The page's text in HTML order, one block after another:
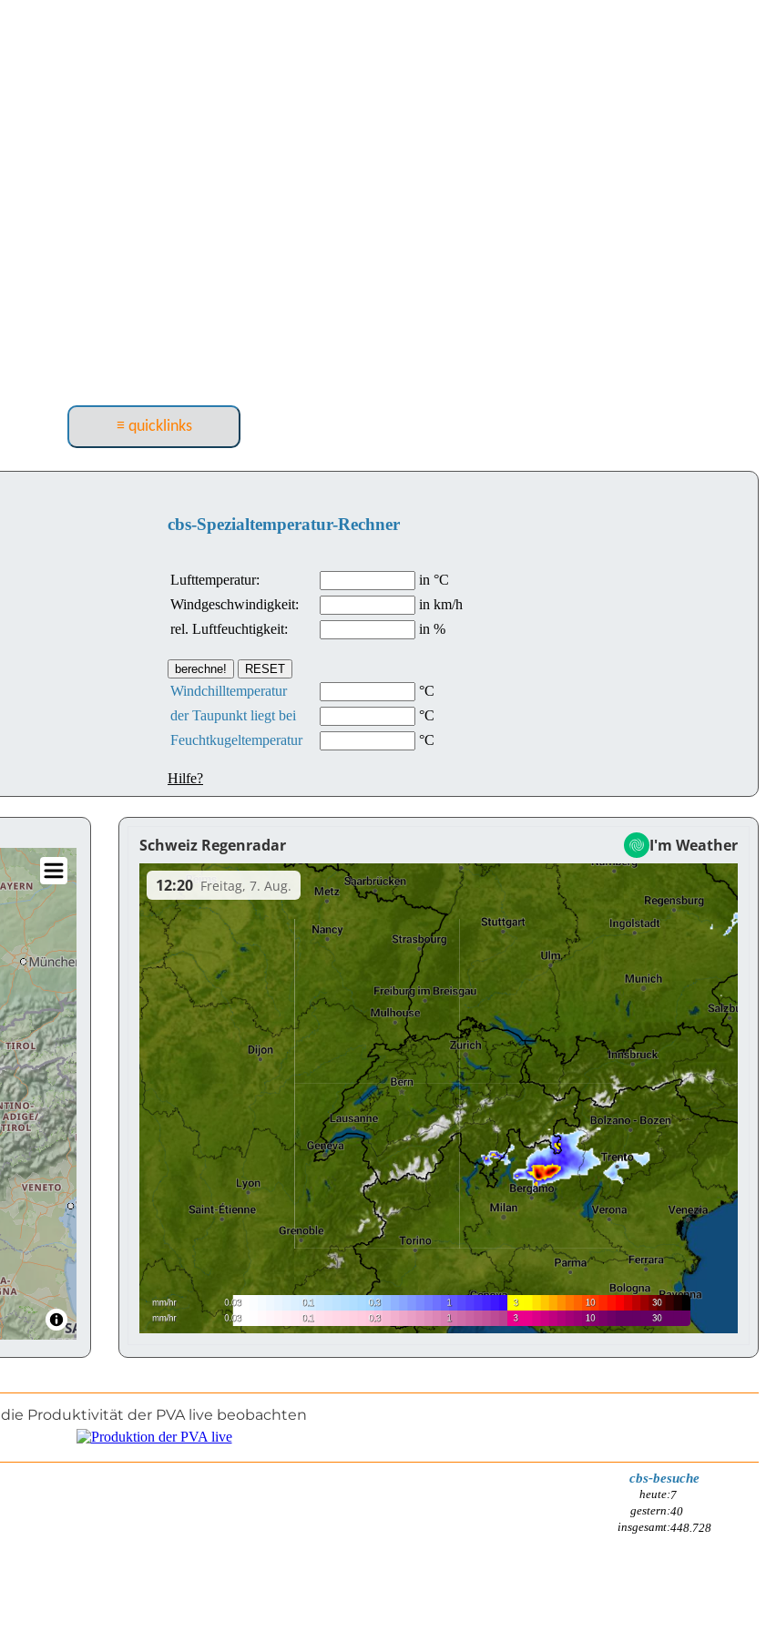
≡ quicklinks
cbs-Spezialtemperatur-Rechner
Lufttemperatur:
in °C
Windgeschwindigkeit:
in km/h
rel. Luftfeuchtigkeit:
in %
Windchilltemperatur
°C
der Taupunkt liegt bei
°C
Feuchtkugeltemperatur
°C
Hilfe?
die Produktivität der PVA live beobachten
cbs-besuche
heute:7
gestern:40
insgesamt:448.728